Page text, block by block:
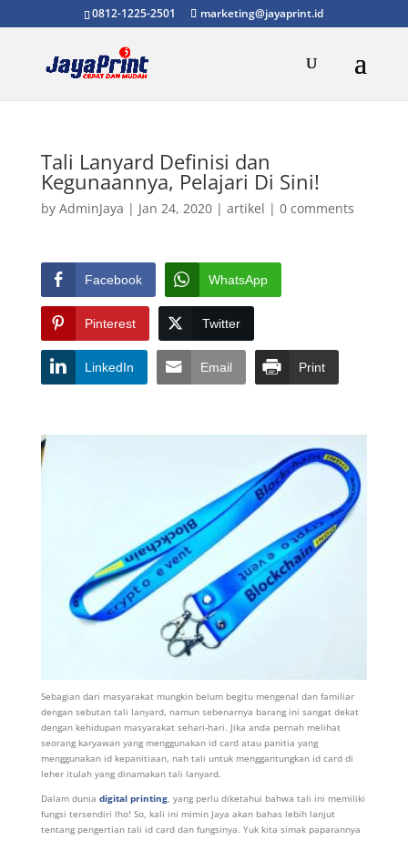
0812-1225-2501 marketing@jayaprint.id
Tali Lanyard Definisi dan
Kegunaannya, Pelajari Di Sini!
by AdminJaya | Jan 24, 2020| artikel | 0 comments
Facebook WhatsApp
Pinterest Twitter
LinkedIn Email Print
Sebagian dari masyarakat mungkin belum begitu mengenal dan familiar
dengan sebutan tali lanyard, namun sebenarnya barang ini sangat dekat
dengan kehidupan masyarakat sehari-hari. Jika anda pernah melihat
seorang karyawan yang menggunakan id card atau panitia yang
menggunakan id kepanitiaan, nah tali untuk menggantungkan id card di
leher itulah yang dinamakan tali lanyard.
Dalam dunia digital printing, yang perlu diketahui bahwa tali ini memiliki
fungsi tersendiri lho! So, kali ini mimin Jaya akan bahas lebih lanjut
tentang pengertian tali id card dan fungsinya. Yuk kita simak paparannya